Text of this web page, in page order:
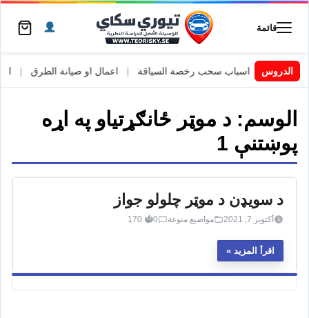
قائمة
الدروسالسويد | اسباب سحب رخصة السياقة اعمال او صيانة الطرق
الوسم: د موټر ځانګړتیاو په اړه
پوښتنې 1
د سویډن د موټر چلولو جواز
أكتوبر 7, 2021 مواضيع منوعة 0
170
اقرأ المزيد